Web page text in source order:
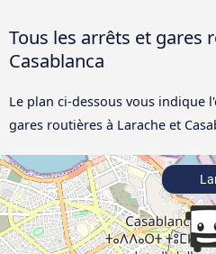
Tous les arrêts et gares
Casablanca
Le plan ci-dessous vous indique
gares routières à Larache et